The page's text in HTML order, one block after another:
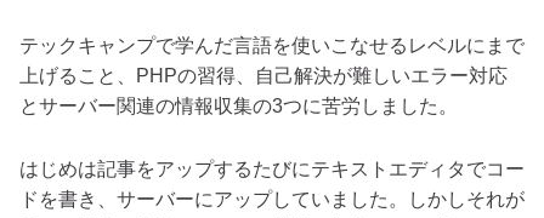
テックキャンプで学んだ言語を使いこなせるレベルにまで
上げること、PHPの習得、自己解決が難しいエラー対応
とサーバー関連の情報収集の3つに苦労しました。
はじめは記事をアップするたびにテキストエディタでコー
ドを書き、サーバーにアップしていました。しかしそれが